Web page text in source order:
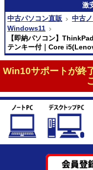
激
中古パソコン直販
中古
Windows11
【即納パソコン】
テンキー付｜Core
Win10サポートが終